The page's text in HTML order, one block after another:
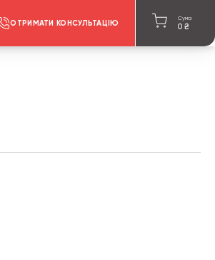
ОТРИМАТИ КОНСУЛЬТАЦІЮ
Сума
0 ₴